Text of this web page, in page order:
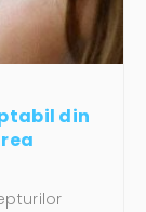
din